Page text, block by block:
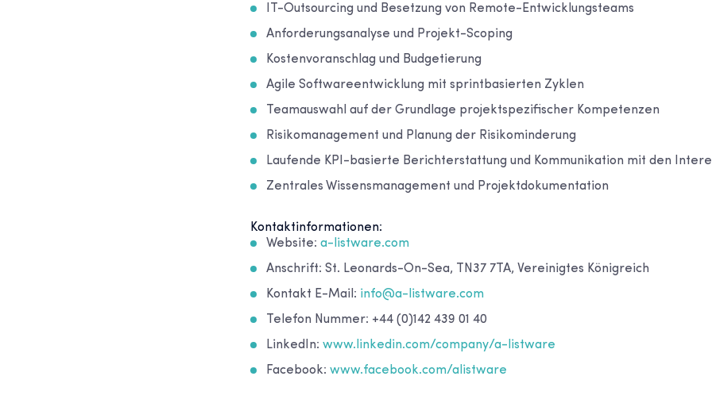
IT-Outsourcing und Besetzung von Remote-Entwicklungsteams
Anforderungsanalyse und Projekt-Scoping
Kostenvoranschlag und Budgetierung
Agile Softwareentwicklung mit sprintbasierten Zyklen
Teamauswahl auf der Grundlage projektspezifischer Kompetenzen
Risikomanagement und Planung der Risikominderung
Laufende KPI-basierte Berichterstattung und Kommunikation mit den
Zentrales Wissensmanagement und Projektdokumentation
Kontaktinformationen:
Website: a-listware.com
Anschrift: St. Leonards-On-Sea, TN37 7TA, Vereinigtes Königreich
Kontakt E-Mail: info@a-listware.com
Telefon Nummer: +44 (0)142 439 01 40
LinkedIn: www.linkedin.com/company/a-listware
Facebook: www.facebook.com/alistware